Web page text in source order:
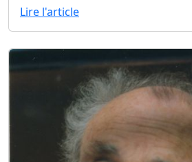
Lire l'article